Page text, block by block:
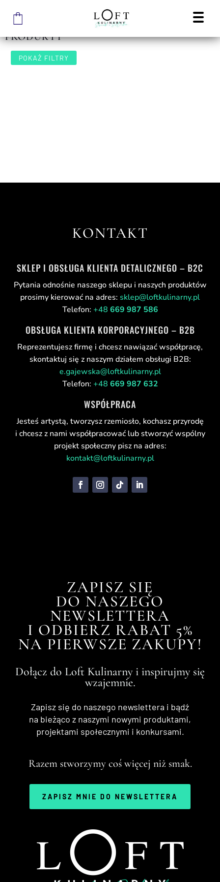
SKLEP – DELIKATESY RZEMIEŚLNICZE I SZTUKA UŻYTKOWA
PRODUKTY
POKAŻ FILTRY
ZAPISZ SIĘ
DO NASZEGO
NEWSLETTERA
I ODBIERZ RABAT 5%
NA PIERWSZE ZAKUPY!
Dołącz do Loft Kulinarny i inspirujmy się
wzajemnie.
Zapisz się do naszego newslettera i bądź
na bieżąco z naszymi nowymi produktami,
projektami społecznymi i konkursami.
Razem stworzymy coś więcej niż smak.
ZAPISZ MNIE DO NEWSLETTERA
KONTAKT
SKLEP I OBSŁUGA KLIENTA DETALICZNEGO – B2C
Pytania odnośnie naszego sklepu i naszych produktów
prosimy kierować na adres: sklep@loftkulinarny.pl
Telefon: +48 669 987 586
OBSŁUGA KLIENTA KORPORACYJNEGO – B2B
Reprezentujesz firmę i chcesz nawiązać współpracę,
skontaktuj się z naszym działem obsługi B2B:
e.gajewska@loftkulinarny.pl
Telefon: +48 669 987 632
WSPÓŁPRACA
Jesteś artystą, tworzysz rzemiosło, kochasz przyrodę
i chcesz z nami współpracować lub stworzyć wspólny
projekt społeczny pisz na adres:
kontakt@loftkulinarny.pl